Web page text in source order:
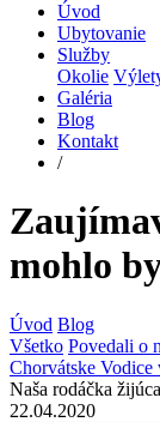
Úvod
Ubytovanie
Služby
Okolie
Galéria
Blog
Kontakt
/
mohlo
Úvod Blog
Všetko Povedali o
Chorvátske Vodice
Naša rodáčka
22.04.2020